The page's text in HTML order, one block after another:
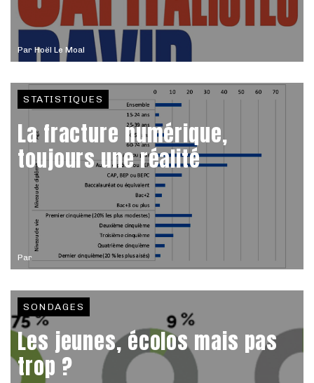
Par Hoël Le Moal
Par
STATISTIQUES
La fracture numérique,
toujours une réalité
SONDAGES
Les jeunes, écolos mais pas
trop ?